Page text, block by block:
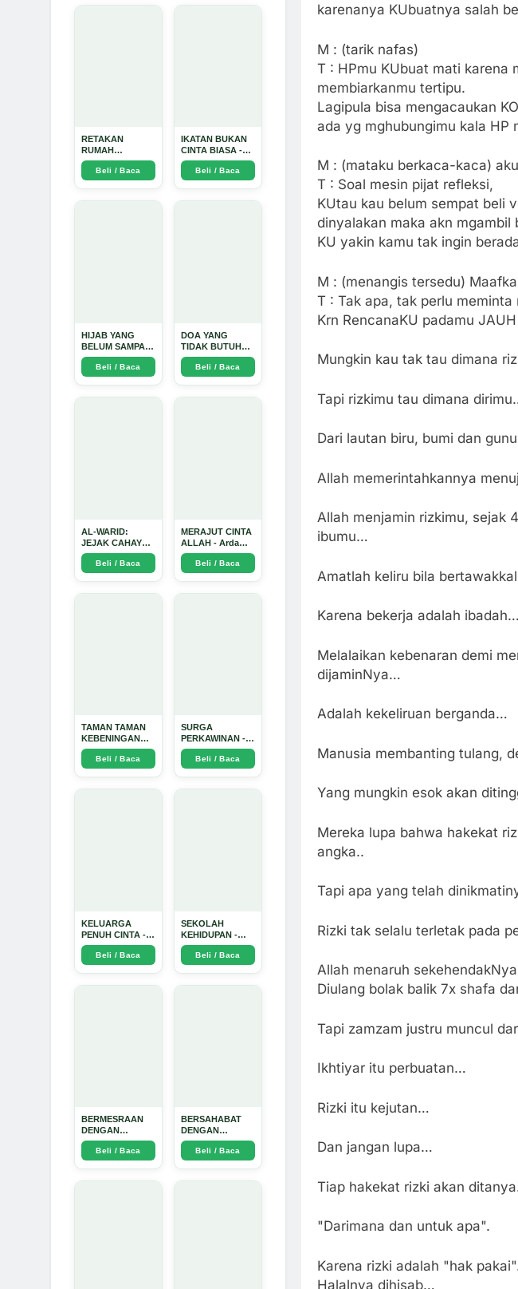
RETAKAN
RUMAH
TANGGA:
SebuahBeli / Baca
IKATAN BUKAN
CINTA BIASA -
Arda Dinata
Beli / Baca
HIJAB YANG
BELUM SAMPAI
KE HATI: Ketika
Cinta Seorang
Ustadz Menjadi
Beli / Baca
DOA YANG
TIDAK BUTUH
SINYAL: Kisah
Tiga Jiwa yang
Tersesat di Era AI
Beli / Baca
AL-WARID:
JEJAK CAHAYA
DI ANTARA DUA
ZAMAN - Arda
Dinata
Beli / Baca
MERAJUT CINTA
ALLAH - Arda
Dinata
Beli / Baca
TAMAN TAMAN
KEBENINGAN
HATI - Arda
DinataBeli / Baca
SURGA
PERKAWINAN -
Arda Dinata
Beli / Baca
KELUARGA
PENUH CINTA -
Arda Dinata
Beli / Baca
SEKOLAH
KEHIDUPAN -
Arda Dinata
Beli / Baca
BERMESRAAN
DENGAN
KEBAIKAN - Arda
DinataBeli / Baca
BERSAHABAT
DENGAN
NYAMUK: Jurus
Jitu Atasi
Beli / Baca
karenanya KUbuatnya salah
M : (tarik nafas)
T : HPmu KUbuat mati karena
membiarkanmu tertipu.
Lagipula bisa mengacaukan
ada yg mghubungimu kala HP
M : (mataku berkaca-kaca)
T : Soal mesin pijat refleksi,
KUtau kau belum sempat beli
dinyalakan maka akn mgambil
KU yakin kamu tak ingin
M : (menangis tersedu)
T : Tak apa, tak perlu meminta
Krn RencanaKU padamu
Mungkin kau tak tau dimana
Tapi rizkimu tau dimana
Dari lautan biru, bumi dan
Allah memerintahkannya
Allah menjamin rizkimu, sejak
ibumu…
Amatlah keliru bila
Karena bekerja adalah
Melalaikan kebenaran demi
dijaminNya…
Adalah kekeliruan berganda…
Manusia membanting tulang,
Yang mungkin esok akan
Mereka lupa bahwa hakekat
angka..
Tapi apa yang telah
Rizki tak selalu terletak pada
Allah menaruh
Diulang bolak balik 7x shafa
Tapi zamzam justru muncul
Ikhtiyar itu perbuatan…
Rizki itu kejutan…
Dan jangan lupa…
Tiap hakekat rizki akan
"Darimana dan untuk apa".
Karena rizki adalah "hak
Halalnya dihisab…